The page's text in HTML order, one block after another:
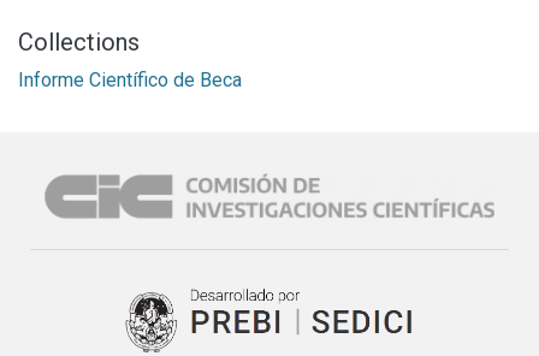
Collections
Informe Científico de Beca